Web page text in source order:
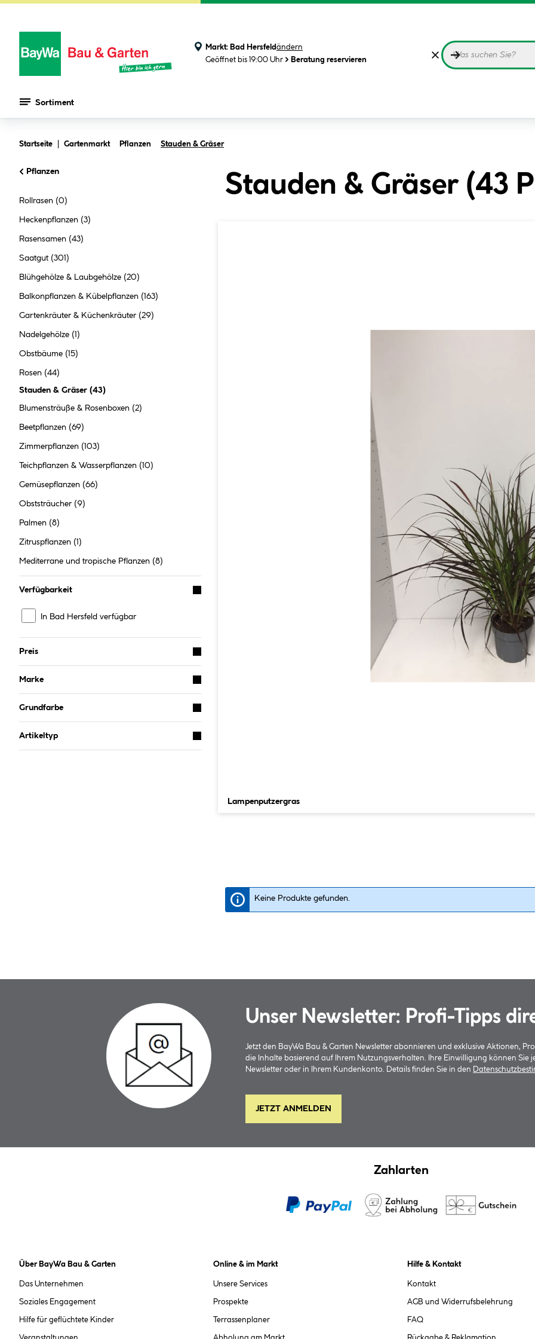
Markt: Bad Hersfeldändern
Geöffnet bis 19:00 Uhr
Beratung reservieren
Sortiment
Startseite Gartenmarkt Pflanzen Stauden & Gräser
Pflanzen
Rollrasen (0)
Heckenpflanzen (3)
Rasensamen (43)
Saatgut (301)
Blühgehölze & Laubgehölze (20)
Balkonpflanzen & Kübelpflanzen (163)
Gartenkräuter & Küchenkräuter (29)
Nadelgehölze (1)
Obstbäume (15)
Rosen (44)
Stauden & Gräser (43)
Blumensträuße & Rosenboxen (2)
Beetpflanzen (69)
Zimmerpflanzen (103)
Teichpflanzen & Wasserpflanzen (10)
Gemüsepflanzen (66)
Obststräucher (9)
Palmen (8)
Zitruspflanzen (1)
Mediterrane und tropische Pflanzen (8)
Verfügbarkeit
In Bad Hersfeld verfügbar
Preis
Marke
Grundfarbe
Artikeltyp
Stauden & Gräser (43
Lampenputzergras
Keine Produkte gefunden.
Unser Newsletter: Profi-Tipps
Jetzt den BayWa Bau & Garten Newsletter abonnieren und exklusive Aktionen,
die Inhalte basierend auf Ihrem Nutzungsverhalten. Ihre Einwilligung können Sie
Newsletter oder in Ihrem Kundenkonto. Details finden Sie in den
JETZT ANMELDEN
Zahlarten
Über BayWa Bau & Garten
Das Unternehmen
Soziales Engagement
Hilfe für geflüchtete Kinder
Online & im Markt
Unsere Services
Prospekte
Terrassenplaner
Hilfe & Kontakt
Kontakt
AGB und Widerrufsbelehrung
FAQ